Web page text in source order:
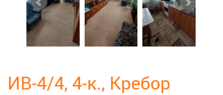
ИВ-4/4, 4-к., Кребор